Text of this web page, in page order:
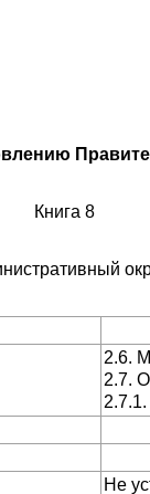
Книга 8
2.6.
2.7.
Не